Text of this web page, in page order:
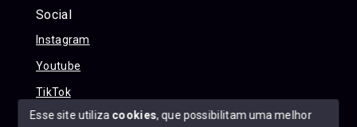
Social
Instagram
Youtube
TikTok
Esse site utiliza cookies, que possibilitam uma melhor